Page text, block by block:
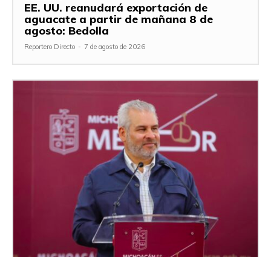
EE. UU. reanudará exportación de
aguacate a partir de mañana 8 de
agosto: Bedolla
Reportero Directo - 7 de agosto de 2026